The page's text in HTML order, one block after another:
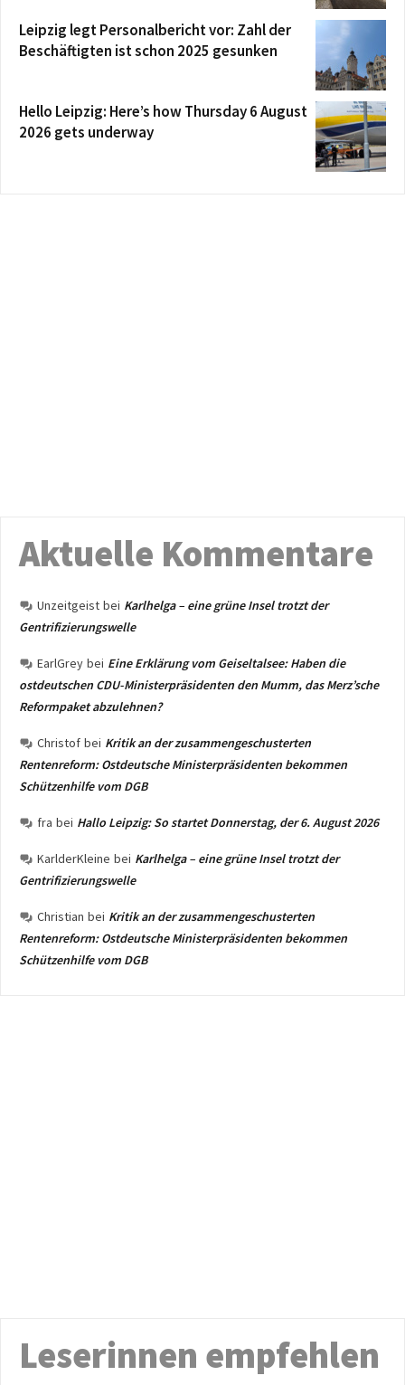
Leipzig legt Personalbericht vor: Zahl der
Beschäftigten ist schon 2025 gesunken
Hello Leipzig: Here’s how Thursday 6 August
2026 gets underway
Aktuelle Kommentare
Unzeitgeist bei Karlhelga – eine grüne Insel trotzt der
Gentrifizierungswelle
EarlGrey bei Eine Erklärung vom Geiseltalsee: Haben die
ostdeutschen CDU-Ministerpräsidenten den Mumm, das Merz’sche
Reformpaket abzulehnen?
Christof bei Kritik an der zusammengeschusterten
Rentenreform: Ostdeutsche Ministerpräsidenten bekommen
Schützenhilfe vom DGB
fra bei Hallo Leipzig: So startet Donnerstag, der 6. August 2026
KarlderKleine bei Karlhelga – eine grüne Insel trotzt der
Gentrifizierungswelle
Christian bei Kritik an der zusammengeschusterten
Rentenreform: Ostdeutsche Ministerpräsidenten bekommen
Schützenhilfe vom DGB
Leserinnen empfehlen